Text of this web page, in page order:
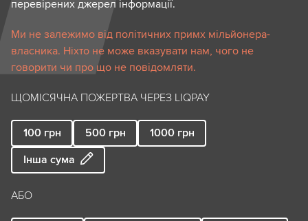
перевірених джерел інформації.
Ми не залежимо від політичних примх мільйонера-
власника. Ніхто не може вказувати нам, чого не
говорити чи про що не повідомляти.
ЩОМІСЯЧНА ПОЖЕРТВА ЧЕРЕЗ LIQPAY
100 грн 500 грн 1000 грн
Інша сума
АБО